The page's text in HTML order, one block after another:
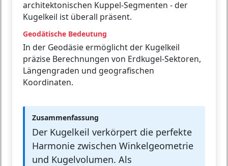
architektonischen Kuppel-Segmenten - der
Kugelkeil ist überall präsent.
Geodätische Bedeutung
In der Geodäsie ermöglicht der Kugelkeil
präzise Berechnungen von Erdkugel-Sektoren,
Längengraden und geografischen
Koordinaten.
Zusammenfassung
Der Kugelkeil verkörpert die perfekte
Harmonie zwischen Winkelgeometrie
und Kugelvolumen. Als